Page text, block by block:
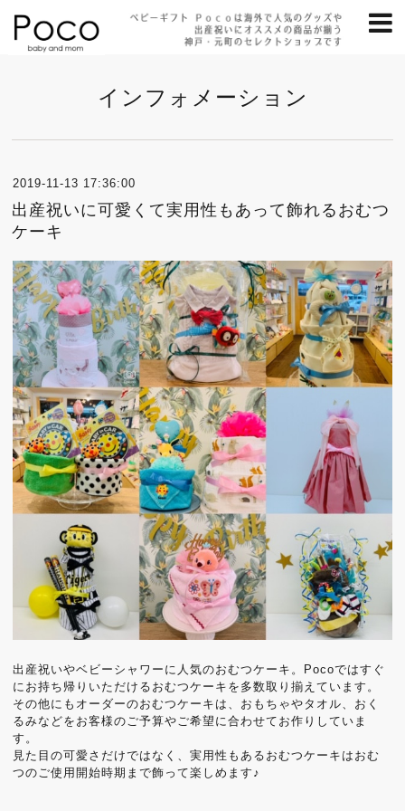
インフォメーション
2019-11-13 17:36:00
出産祝いに可愛くて実用性もあって飾れるおむつ
ケーキ
出産祝いやベビーシャワーに人気のおむつケーキ。Pocoではすぐ
にお持ち帰りいただけるおむつケーキを多数取り揃えています。
その他にもオーダーのおむつケーキは、おもちゃやタオル、おく
るみなどをお客様のご予算やご希望に合わせてお作りしていま
す。
見た目の可愛さだけではなく、実用性もあるおむつケーキはおむ
つのご使用開始時期まで飾って楽しめます♪